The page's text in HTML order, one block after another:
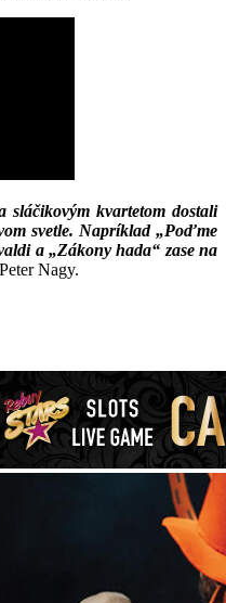
kvartetom dostali
svetle. Napríklad „Poďme
a „Zákony hada“ zase na
Nagy.